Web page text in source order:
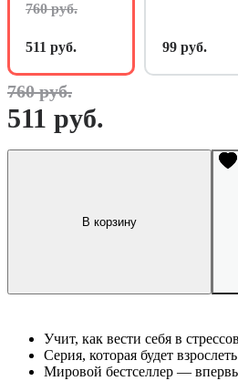
760 руб.
511 руб. 99 руб.
760 руб.
511 руб.
В корзину
Учит, как вести себя в
Серия, которая будет
Мировой бестселлер —